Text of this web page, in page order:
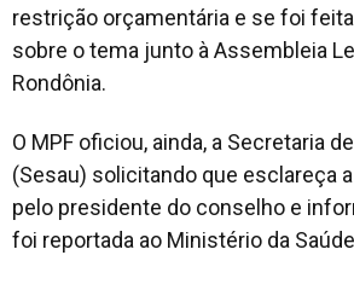
restrição orçamentária e se foi
sobre o tema junto à Assembleia
Rondônia.
O MPF oficiou, ainda, a Secretaria
(Sesau) solicitando que esclareça
pelo presidente do conselho e
foi reportada ao Ministério da